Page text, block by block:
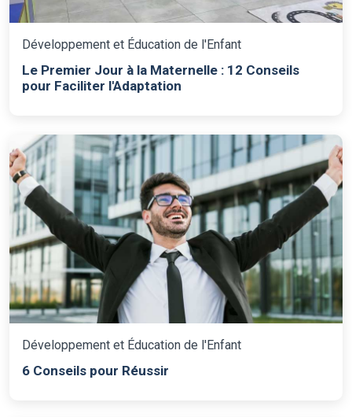
Développement et Éducation de l'Enfant
Le Premier Jour à la Maternelle : 12 Conseils
pour Faciliter l'Adaptation
Développement et Éducation de l'Enfant
6 Conseils pour Réussir